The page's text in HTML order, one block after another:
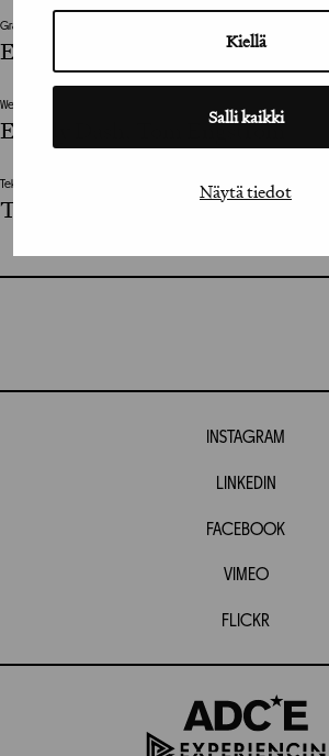
Kiellä
Salli kaikki
Näytä tiedot
Graafinen suunnittelija / Graphic Designer
Emery Dash
Web Designer
Emedy Dash, Tom Engström
Tekninen suunnittelija / Technical Designer
Tekninen toteutus: Tom Engström
INSTAGRAM
LINKEDIN
FACEBOOK
VIMEO
FLICKR